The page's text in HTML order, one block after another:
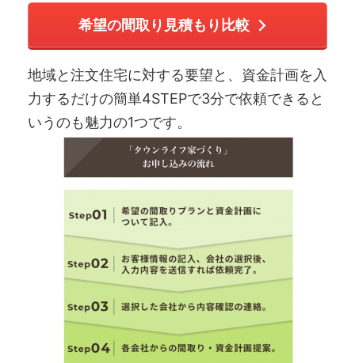
希望の間取り見積もり比較
地域と注文住宅に対する要望と、資金計画を入
力するだけの簡単4STEPで3分で依頼できると
いうのも魅力の1つです。